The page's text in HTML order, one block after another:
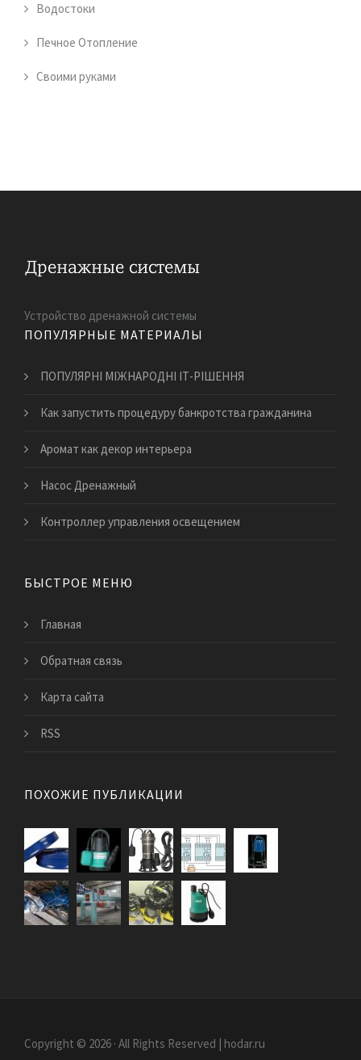
Водостоки
Печное Отопление
Своими руками
Устройство дренажной системы
ПОПУЛЯРНЫЕ МАТЕРИАЛЫ
ПОПУЛЯРНІ МІЖНАРОДНІ ІТ-РІШЕННЯ
Как запустить процедуру банкротства гражданина
Аромат как декор интерьера
Насос Дренажный
Контроллер управления освещением
БЫСТРОЕ МЕНЮ
Главная
Обратная связь
Карта сайта
RSS
ПОХОЖИЕ ПУБЛИКАЦИИ
Copyright © 2026 · All Rights Reserved | hodar.ru